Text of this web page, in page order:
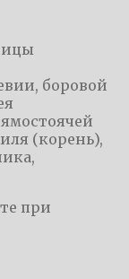
боровой
(корень),
при